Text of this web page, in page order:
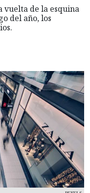
vuelta de la esquina
del año, los